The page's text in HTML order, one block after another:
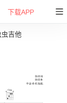
下载APP
吉他